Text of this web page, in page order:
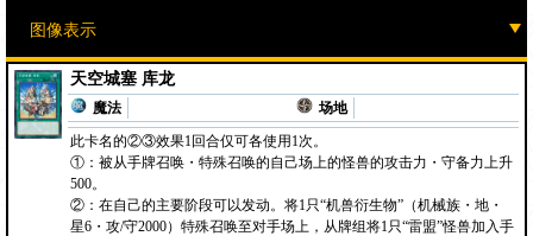
天空城塞 库龙
魔法
场地
此卡名的②③效果1回合仅可各使用1次。
①：被从手牌召唤・特殊召唤的自己场上的怪兽的攻击力・守备力上升
500。
②：在自己的主要阶段可以发动。将1只“机兽衍生物”（机械族・地・
星6・攻/守2000）特殊召唤至对手场上，从牌组将1只“雷盟”怪兽加入手